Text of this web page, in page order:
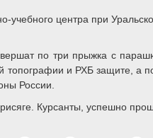
учебного центра при
по три прыжка с
топографии и РХБ защите, а
России.
Курсанты, успешно